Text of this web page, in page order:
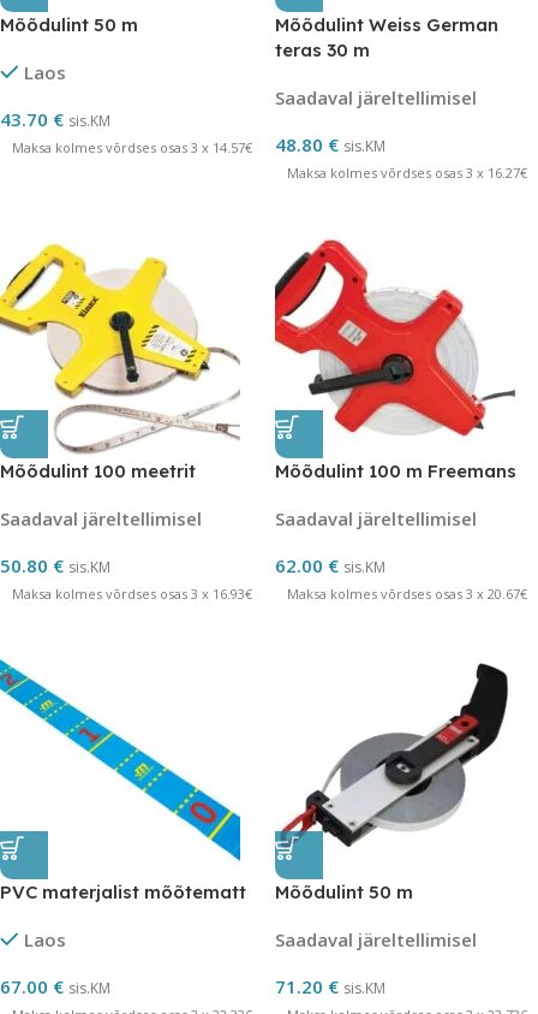
Mõõdulint 50 m
Laos
43.70 € sis.KM
Maksa kolmes võrdses osas 3 x 14.57€
Mõõdulint Weiss German
teras 30 m
Saadaval järeltellimisel
48.80 € sis.KM
Maksa kolmes võrdses osas 3 x 16.27€
Mõõdulint 100 meetrit
Saadaval järeltellimisel
50.80 € sis.KM
Maksa kolmes võrdses osas 3 x 16.93€
Mõõdulint 100 m Freemans
Saadaval järeltellimisel
62.00 € sis.KM
Maksa kolmes võrdses osas 3 x 20.67€
PVC materjalist mõõtematt
Laos
67.00 € sis.KM
Mõõdulint 50 m
Saadaval järeltellimisel
71.20 € sis.KM